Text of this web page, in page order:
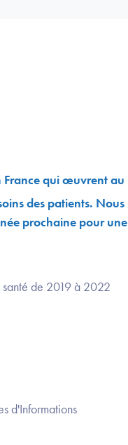
France qui œuvrent au
des patients. Nous
prochaine pour une
santé de 2019 à 2022
d'Informations